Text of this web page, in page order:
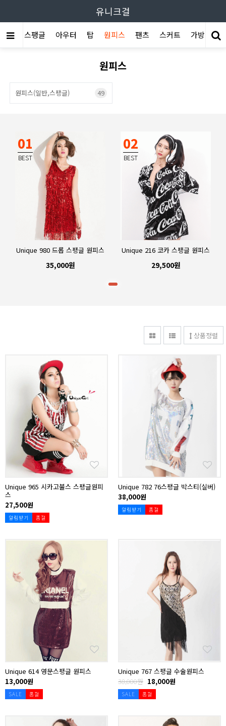
유니크걸
품 스팽글 아우터 탑 원피스 팬츠 스커트 가방 슈
원피스
원피스(일반,스팽글) 49
01
BEST
Unique 980 드롭 스팽글 원피스
35,000원
02
BEST
Unique 216 코카 스팽글 원피스
29,500원
상품정렬
Unique 965 시카고불스 스팽글원피
스
27,500원
알림받기 품절
Unique 782 76스팽글 박스티(실버)
38,000원
알림받기 품절
Unique 614 영문스팽글 원피스
13,000원
SALE 품절
Unique 767 스팽글 수술원피스
38,000원 18,000원
SALE 품절